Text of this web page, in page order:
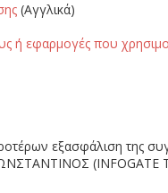
(Αγγλικά)
ή εφαρμογές που
εξασφάλιση
(INFOGATE